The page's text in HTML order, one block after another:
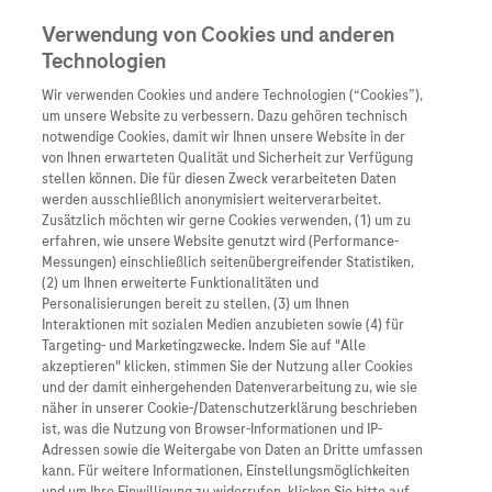
Unternehmen
Übersicht
Wer wir sind
Was uns antreibt
Unsere Standorte
Roche Stories
Events
Innovation
Übersicht
Forschung
Personalisierte
Digitalisierung
Blog Zukunftslabor
Übersicht
Unser Service für
Informationen zu
Diagnostik ist
Klinische Studien
Arzneimittel
Übersicht
Arzneimittel A-Z
Roche Pipeline
Roche Fachportal
Diagnostik
Kontakt
Presse
Karriere
Verwendung von Cookies und anderen
Technologien
Wir verwenden Cookies und andere Technologien (“Cookies”),
um unsere Website zu verbessern. Dazu gehören technisch
notwendige Cookies, damit wir Ihnen unsere Website in der
von Ihnen erwarteten Qualität und Sicherheit zur Verfügung
stellen können. Die für diesen Zweck verarbeiteten Daten
werden ausschließlich anonymisiert weiterverarbeitet.
Zusätzlich möchten wir gerne Cookies verwenden, (1) um zu
erfahren, wie unsere Website genutzt wird (Performance-
Messungen) einschließlich seitenübergreifender Statistiken,
(2) um Ihnen erweiterte Funktionalitäten und
Personalisierungen bereit zu stellen, (3) um Ihnen
Interaktionen mit sozialen Medien anzubieten sowie (4) für
Targeting- und Marketingzwecke. Indem Sie auf "Alle
akzeptieren" klicken, stimmen Sie der Nutzung aller Cookies
und der damit einhergehenden Datenverarbeitung zu, wie sie
näher in unserer Cookie-/Datenschutzerklärung beschrieben
ist, was die Nutzung von Browser-Informationen und IP-
Adressen sowie die Weitergabe von Daten an Dritte umfassen
kann. Für weitere Informationen, Einstellungsmöglichkeiten